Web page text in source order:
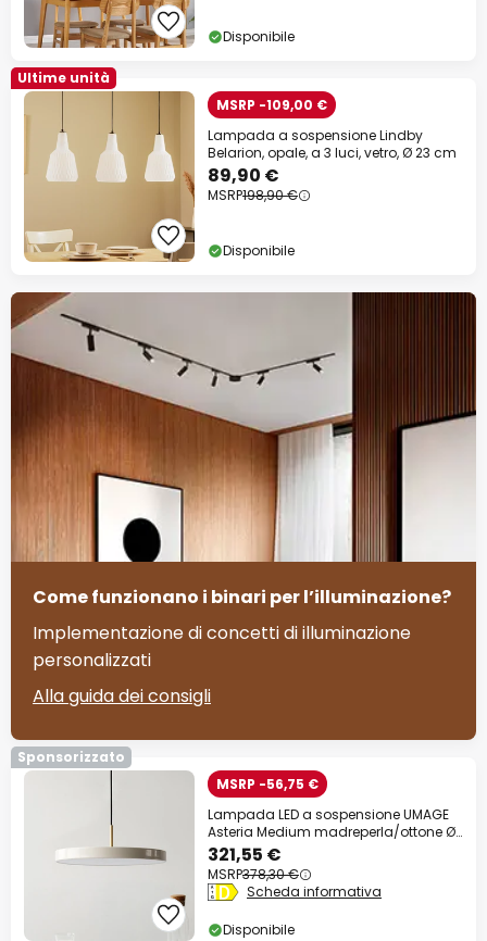
Disponibile
Ultime unità
MSRP -109,00 €
Lampada a sospensione Lindby
Belarion, opale, a 3 luci, vetro, Ø 23 cm
89,90 €
MSRP198,90 €
Disponibile
Come funzionano i binari per l’illuminazione?
Implementazione di concetti di illuminazione
personalizzati
Alla guida dei consigli
Sponsorizzato
MSRP -56,75 €
Lampada LED a sospensione UMAGE
Asteria Medium madreperla/ottone Ø
43 cm
321,55 €
MSRP378,30 €
Scheda informativa
Disponibile